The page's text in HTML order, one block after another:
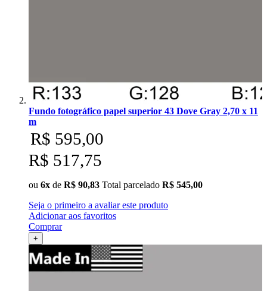
Fundo fotográfico papel superior 43 Dove Gray 2,70 x 11
m
R$ 595,00
R$ 517,75
ou 6x de R$ 90,83 Total parcelado R$ 545,00
Seja o primeiro a avaliar este produto
Adicionar aos favoritos
Comprar
+